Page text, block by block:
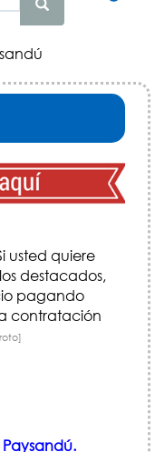
usted quiere
destacados,
pagando
contratación